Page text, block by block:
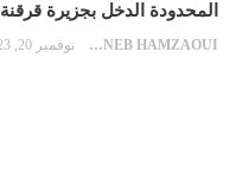
المحدودة الدخل بجزيرة قرقنة
ZAYNEB HAMZAOUI نوفمبر 20, 2023